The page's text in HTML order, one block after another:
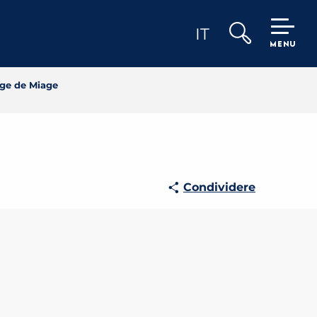
IT
MENU
de Miage
Condividere